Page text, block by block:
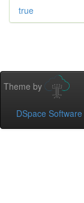
true
Theme by
DSpace Software